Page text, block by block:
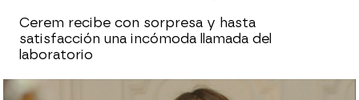
Cerem recibe con sorpresa y hasta
satisfacción una incómoda llamada del
laboratorio